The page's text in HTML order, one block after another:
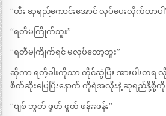
“ဟီး ဆုရည်ကောင်းအောင် လုပ်ပေးလိုက်တာပါ
“ရတီမကြိုက်ဘူး”
“ရတီမကြိုက်ရင် မလုပ်တော့ဘူး”
ဆိုကာ ရတီ့ခါးကိုသာ ကိုင်ဆွဲပြီး အားပါးတ
စိတ်ဆိုးပြေပြီးနောက် ကိုရဲအလိုးနဲ့ ဆုရည်နို့
“ဗျစ် ဘွတ် ဖွတ် ဖွတ် ဖန်းးဖန်း”